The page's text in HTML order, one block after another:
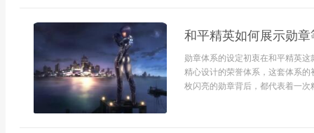
和平精英如何展示勋
勋章体系的设定初衷在和平精英
精心设计的荣誉体系，这套体系
枚闪亮的勋章背后，都代表着一